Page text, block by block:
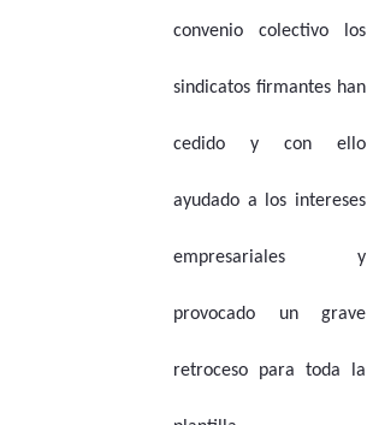
convenio colectivo los
sindicatos firmantes han
cedido y con ello
ayudado a los intereses
empresariales y
provocado un grave
retroceso para toda la